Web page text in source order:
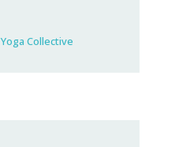
Yoga Collective